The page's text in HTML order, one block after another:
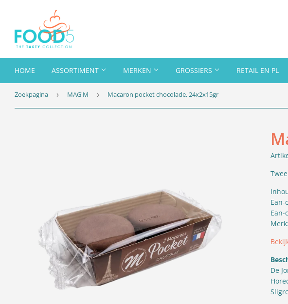
HOME ASSORTIMENT MERKEN GROSSIERS RETAIL EN PL
Zoekpagina › MAG'M › Macaron pocket chocolade, 24x2x15gr
Ean-
Ean-
Merk:
De